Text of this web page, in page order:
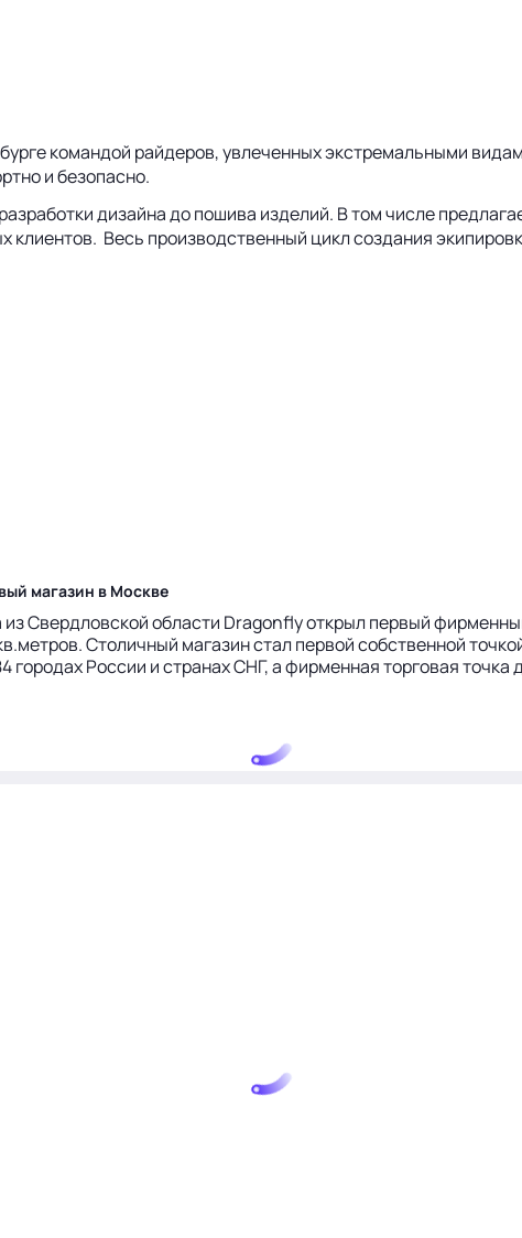
командой райдеров, увлеченных экстремальными
и безопасно.
дизайна до пошива изделий. В том числе
клиентов. Весь производственный цикл создания
магазин в Москве
Свердловской области Dragonfly открыл первый
Столичный магазин стал первой собственной
России и странах СНГ, а фирменная торговая точка